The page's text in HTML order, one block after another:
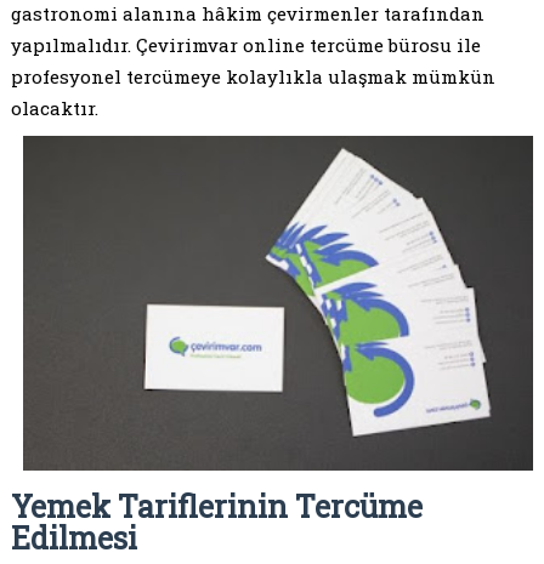
gastronomi alanına hâkim çevirmenler tarafından
yapılmalıdır. Çevirimvar online tercüme bürosu ile
profesyonel tercümeye kolaylıkla ulaşmak mümkün
olacaktır.
Yemek Tariflerinin Tercüme
Edilmesi